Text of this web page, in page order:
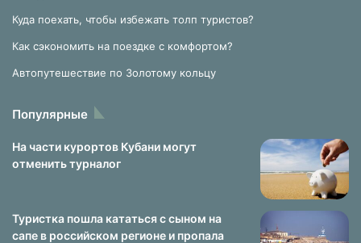
Куда поехать, чтобы избежать толп туристов?
Как сэкономить на поездке с комфортом?
Автопутешествие по Золотому кольцу
Популярные
На части курортов Кубани могут
отменить турналог
Туристка пошла кататься с сыном на
сапе в российском регионе и пропала